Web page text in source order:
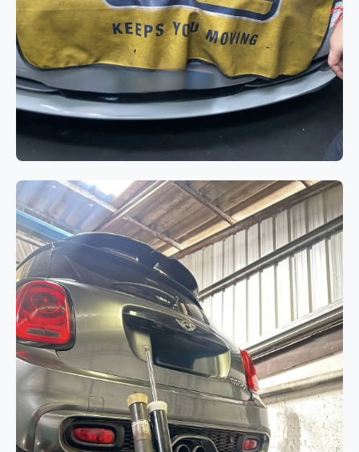
ระบบแอร์
BMW 520d F10 แอร์ไม่เย็นจาก
คอมเพรสเซอร์แอร์เสื่อมสภาพ